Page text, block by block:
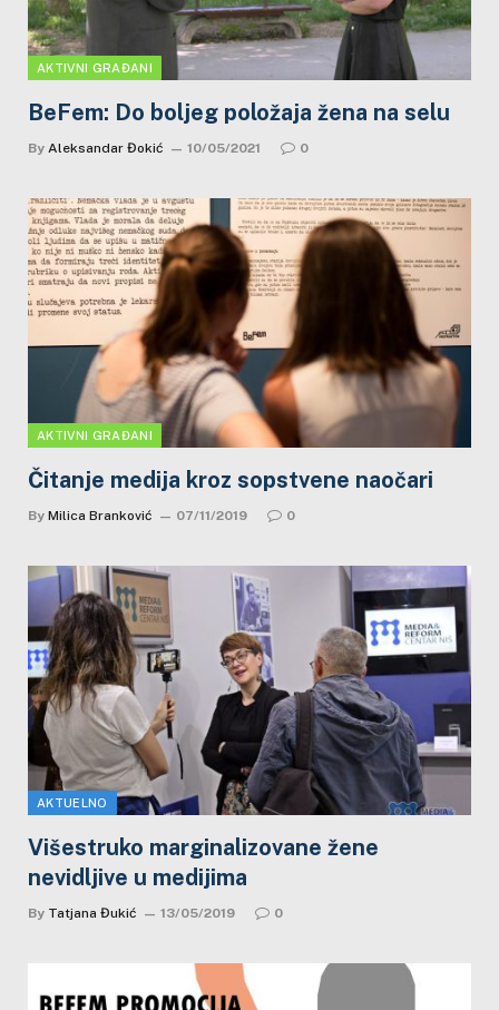
AKTIVNI GRAĐANI
BeFem: Do boljeg položaja žena na selu
By Aleksandar Đokić 10/05/2021 0
AKTIVNI GRAĐANI
Čitanje medija kroz sopstvene naočari
By Milica Branković 07/11/2019 0
AKTUELNO
Višestruko marginalizovane žene
nevidljive u medijima
By Tatjana Đukić 13/05/2019 0